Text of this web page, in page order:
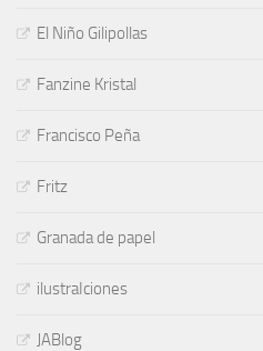
El Niño Gilipollas
Fanzine Kristal
Francisco Peña
Fritz
Granada de papel
ilustraIciones
JABlog